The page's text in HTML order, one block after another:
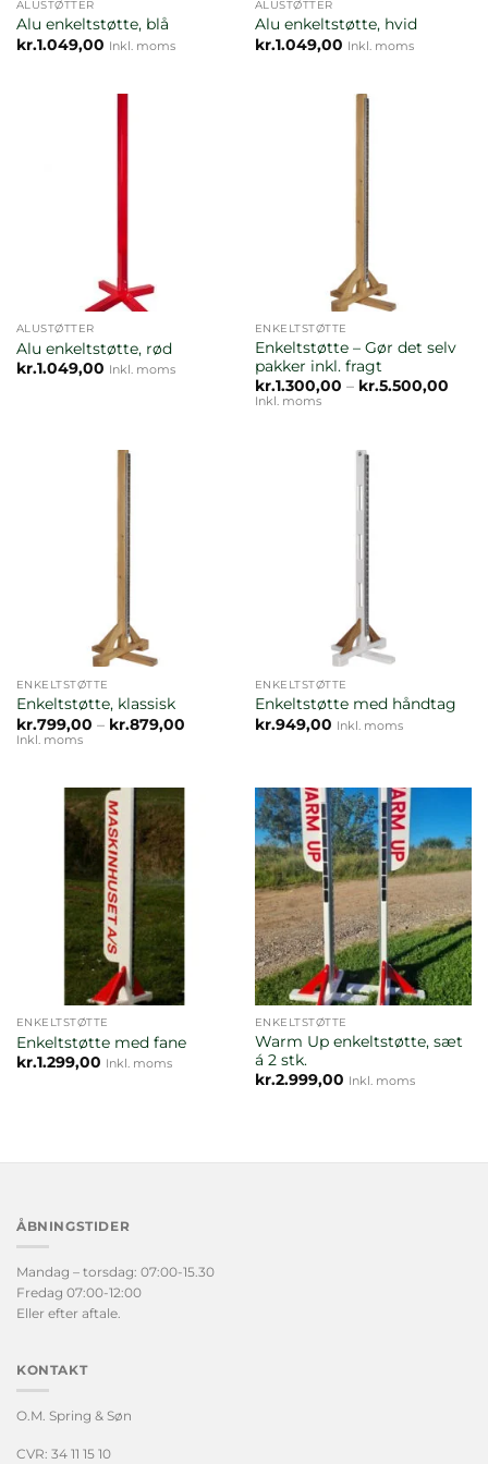
ALUSTØTTER
Alu enkeltstøtte, blå
kr.1.049,00 Inkl. moms
ALUSTØTTER
Alu enkeltstøtte, hvid
kr.1.049,00 Inkl. moms
ALUSTØTTER
Alu enkeltstøtte, rød
kr.1.049,00 Inkl. moms
ENKELTSTØTTE
Enkeltstøtte – Gør det selv
pakker inkl. fragt
kr.1.300,00 – kr.5.500,00
Inkl. moms
ENKELTSTØTTE
Enkeltstøtte, klassisk
kr.799,00 – kr.879,00Prisinterval:
Inkl. moms
ENKELTSTØTTE
Enkeltstøtte med håndtag
kr.949,00 Inkl. moms
ENKELTSTØTTE
Enkeltstøtte med fane
kr.1.299,00 Inkl. moms
ENKELTSTØTTE
Warm Up enkeltstøtte, sæt
á 2 stk.
kr.2.999,00 Inkl. moms
ÅBNINGSTIDER
Mandag – torsdag: 07:00-15.30
Fredag 07:00-12:00
Eller efter aftale.
KONTAKT
O.M. Spring & Søn
CVR: 34 11 15 10